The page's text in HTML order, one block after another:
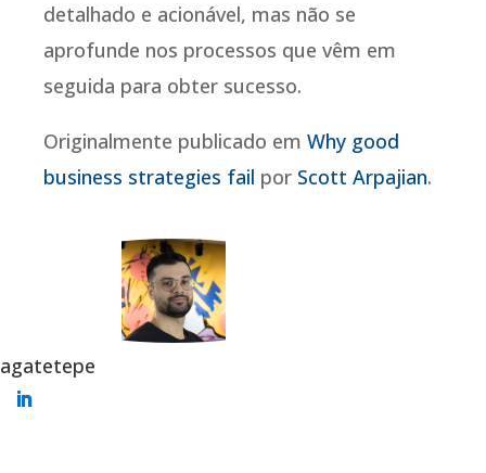
detalhado e acionável, mas não se
aprofunde nos processos que vêm em
seguida para obter sucesso.
Originalmente publicado em Why good
business strategies fail por Scott Arpajian.
agatetepe